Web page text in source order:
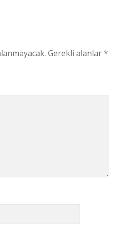
Gerekli alanlar*